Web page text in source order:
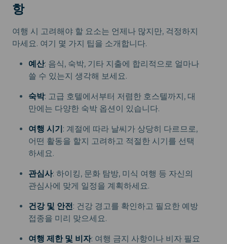
항
여행 시 고려해야 할 요소는 언제나 많지만, 걱정하지
마세요. 여기 몇 가지 팁을 소개합니다.
예산: 음식, 숙박, 기타 지출에 합리적으로 얼마나
쓸 수 있는지 생각해 보세요.
숙박: 고급 호텔에서부터 저렴한 호스텔까지, 대
만에는 다양한 숙박 옵션이 있습니다.
여행 시기: 계절에 따라 날씨가 상당히 다르므로,
어떤 활동을 할지 고려하고 적절한 시기를 선택
하세요.
관심사: 하이킹, 문화 탐방, 미식 여행 등 자신의
관심사에 맞게 일정을 계획하세요.
건강 및 안전: 건강 경고를 확인하고 필요한 예방
접종을 미리 맞으세요.
여행 제한 및 비자: 여행 금지 사항이나 비자 필요